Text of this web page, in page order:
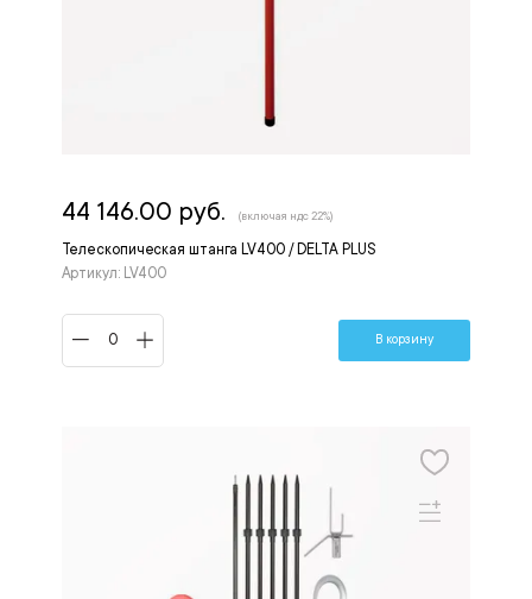
Телескопическая штанга LV400 / DELTA PLUS
Артикул: LV400
44 146.00 руб. (включая ндс 22%)
В корзину